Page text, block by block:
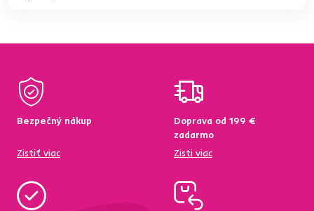
Bezpečný nákup
Zistiť viac
Doprava od 199 €
zadarmo
Zisti viac